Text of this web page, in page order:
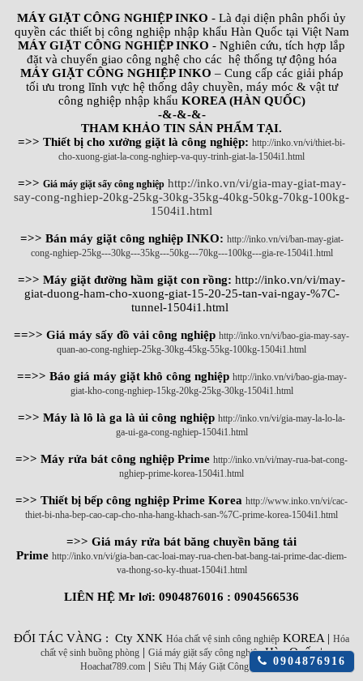
Click
để
0904876916
MÁY GIẶT CÔNG NGHIỆP INKO - Là đại diện phân phối ủy
quyền các thiết bị công nghiệp nhập khẩu Hàn Quốc tại Việt Nam
MÁY GIẶT CÔNG NGHIỆP INKO - Nghiên cứu, tích hợp lắp
đặt và chuyển giao công nghệ cho các hệ thống tự động hóa
MÁY GIẶT CÔNG NGHIỆP INKO – Cung cấp các giải pháp
tối ưu trong lĩnh vực hệ thống dây chuyền, máy móc & vật tư
công nghiệp nhập khẩu KOREA (HÀN QUỐC)
-&-&-&-
THAM KHẢO TIN SẢN PHẨM TẠI.
=>> Thiết bị cho xưởng giặt là công nghiệp: http://inko.vn/vi/thiet-bi-
cho-xuong-giat-la-cong-nghiep-va-quy-trinh-giat-la-1504i1.html
=>> Giá máy giặt sấy công nghiệp http://inko.vn/vi/gia-may-giat-may-
say-cong-nghiep-20kg-25kg-30kg-35kg-40kg-50kg-70kg-100kg-
1504i1.html
=>> Bán máy giặt công nghiệp INKO: http://inko.vn/vi/ban-may-giat-
cong-nghiep-25kg---30kg---35kg---50kg---70kg---100kg---gia-re-1504i1.html
=>> Máy giặt đường hầm giặt con rồng: http://inko.vn/vi/may-
giat-duong-ham-cho-xuong-giat-15-20-25-tan-vai-ngay-%7C-
tunnel-1504i1.html
==>> Giá máy sấy đồ vải công nghiệp http://inko.vn/vi/bao-gia-may-say-
quan-ao-cong-nghiep-25kg-30kg-45kg-55kg-100kg-1504i1.html
==>> Báo giá máy giặt khô công nghiệp http://inko.vn/vi/bao-gia-may-
giat-kho-cong-nghiep-15kg-20kg-25kg-30kg-1504i1.html
=>> Máy là lô là ga là ủi công nghiệp http://inko.vn/vi/gia-may-la-lo-la-
ga-ui-ga-cong-nghiep-1504i1.html
=>> Máy rửa bát công nghiệp Prime http://inko.vn/vi/may-rua-bat-cong-
nghiep-prime-korea-1504i1.html
=>> Thiết bị bếp công nghiệp Prime Korea http://www.inko.vn/vi/cac-
thiet-bi-nha-bep-cao-cap-cho-nha-hang-khach-san-%7C-prime-korea-1504i1.html
=>> Giá máy rửa bát băng chuyền băng tải
Prime http://inko.vn/vi/gia-ban-cac-loai-may-rua-chen-bat-bang-tai-prime-dac-diem-
va-thong-so-ky-thuat-1504i1.html
LIÊN HỆ Mr lơi: 0904876016 : 0904566536
ĐỐI TÁC VÀNG : Cty XNK Hóa chất vệ sinh công nghiệp KOREA | Hóa
chất vệ sinh buồng phòng | Giá máy giặt sấy công nghiệpHàn Quốc |
Hoachat789.com | Siêu Thị Máy Giặt Công Nghiệp